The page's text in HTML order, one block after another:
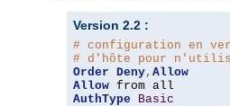
Version 2.2 :
# configuration en
# d'hôte pour
Order Deny, Allow
Allow
AuthType
Basic